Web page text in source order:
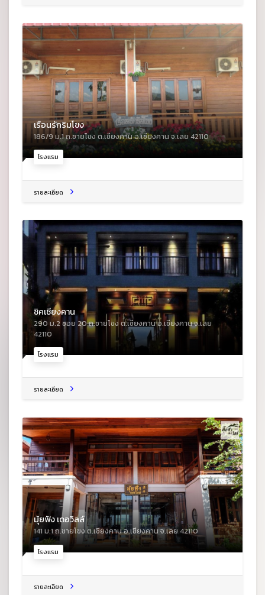
โรงแรม
เรือนรักริมโขง
186/9 ม.1 ถ.ชายโขง ต.เชียงคาน อ.เชียงคาน จ.เลย 42110
รายละเอียด
โรงแรม
ชิคเชียงคาน
290 ม.2 ซอย 20 ถ.ชายโขง ต.เชียงคาน อ.เชียงคาน จ.เลย
42110
รายละเอียด
โรงแรม
มุ้ยฟัง เดอวิลล์
141 ม.1 ถ.ชายโขง ต.เชียงคาน อ.เชียงคาน จ.เลย 42110
รายละเอียด